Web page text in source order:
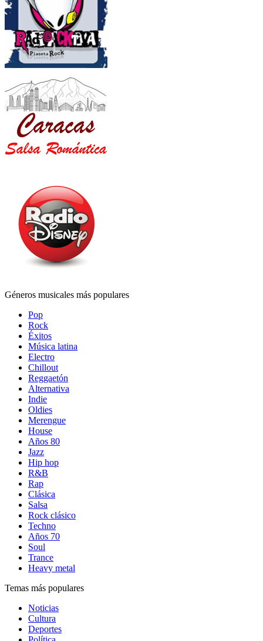
Géneros musicales más populares
Pop
Rock
Éxitos
Música latina
Electro
Chillout
Reggaetón
Alternativa
Indie
Oldies
Merengue
House
Años 80
Jazz
Hip hop
R&B
Rap
Clásica
Salsa
Rock clásico
Techno
Años 70
Soul
Trance
Heavy metal
Temas más populares
Noticias
Cultura
Deportes